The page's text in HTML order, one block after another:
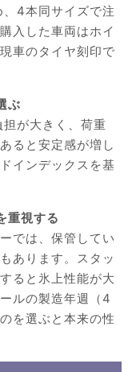
4本同サイズで注
入した車両はホイ
車のタイヤ刻印で
ぶ
が大きく、荷重
ると安定感が増し
インデックスを基
重視する
では、保管してい
あります。スタッ
ると氷上性能が大
ルの製造年週（4
を選ぶと本来の性